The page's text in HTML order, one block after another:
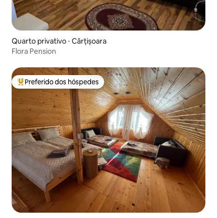
Quarto privativo ⋅ Cârțișoara
Flora Pension
Entre os melhores preferidos dos hóspedes
Preferido dos hóspedes